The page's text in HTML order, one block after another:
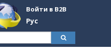
Войти в B2B
Рус